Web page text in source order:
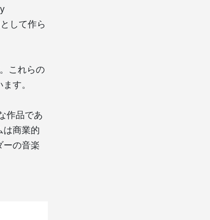
して作ら
これらの
す。
作品であ
は商業的
ーの音楽